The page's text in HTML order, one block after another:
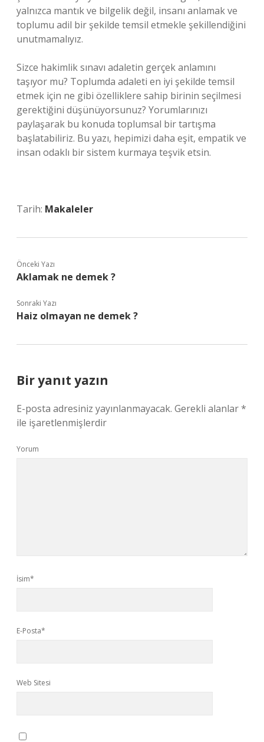
yalnızca mantık ve bilgelik değil, insanı anlamak ve
toplumu adil bir şekilde temsil etmekle şekillendiğini
unutmamalıyız.
Sizce hakimlik sınavı adaletin gerçek anlamını
taşıyor mu? Toplumda adaleti en iyi şekilde temsil
etmek için ne gibi özelliklere sahip birinin seçilmesi
gerektiğini düşünüyorsunuz? Yorumlarınızı
paylaşarak bu konuda toplumsal bir tartışma
başlatabiliriz. Bu yazı, hepimizi daha eşit, empatik ve
insan odaklı bir sistem kurmaya teşvik etsin.
Tarih: Makaleler
Önceki Yazı
Aklamak ne demek ?
Sonraki Yazı
Haiz olmayan ne demek ?
Bir yanıt yazın
E-posta adresiniz yayınlanmayacak. Gerekli alanlar*
ile işaretlenmişlerdir
Yorum
İsim*
E-Posta*
Web Sitesi